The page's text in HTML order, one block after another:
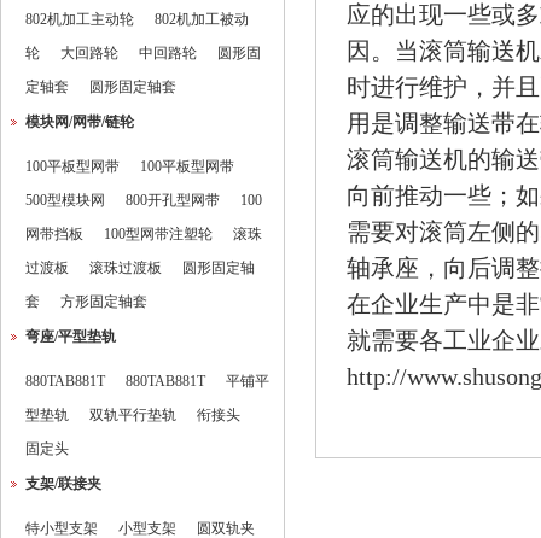
802机加工主动轮
802机加工被动
轮
大回路轮 中回路轮
圆形固
定轴套
圆形固定轴套
模块网/网带/链轮
100平板型网带
100平板型网带
500型模块网
800开孔型网带
100
网带挡板
100型网带注塑轮
滚珠
过渡板
滚珠过渡板
圆形固定轴
套
方形固定轴套
弯座/平型垫轨
880TAB881T 880TAB881T
平铺平
型垫轨
双轨平行垫轨
衔接头
固定头
支架/联接夹
特小型支架 小型支架
圆双轨夹
应的出现一些或
因。当滚筒输送
时进行维护，并
用是调整输送带
滚筒输送机的输
向前推动一些；
需要对滚筒左侧的
轴承座，向后调
在企业生产中是
就需要各工业企
http://